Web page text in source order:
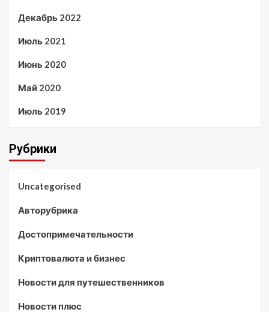
Декабрь 2022
Июль 2021
Июнь 2020
Май 2020
Июль 2019
Рубрики
Uncategorised
Авторубрика
Достопримечательности
Криптовалюта и бизнес
Новости для путешественников
Новости плюс